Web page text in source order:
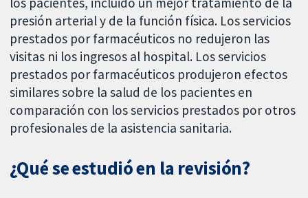
presión arterial y de la función física. Los servicios
prestados por farmacéuticos no redujeron las
visitas ni los ingresos al hospital. Los servicios
prestados por farmacéuticos produjeron efectos
similares sobre la salud de los pacientes en
comparación con los servicios prestados por otros
profesionales de la asistencia sanitaria.
¿Qué se estudió en la revisión?